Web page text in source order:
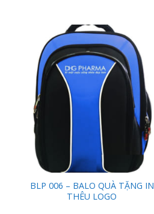
Add to
Wishlist
BLP 006 – BALO QUÀ TẶNG IN
THÊU LOGO